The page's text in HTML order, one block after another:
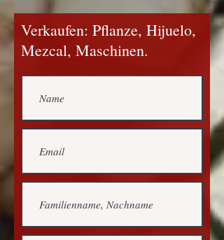
Verkaufen: Pflanze, Hijuelo,
Mezcal, Maschinen.